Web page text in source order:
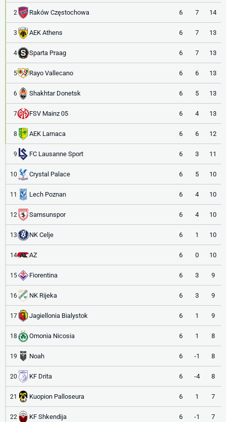
2 Raków Częstochowa 6 7 14
3 AEK Athens 6 7 13
4 Sparta Praag 6 7 13
5 Rayo Vallecano 6 6 13
6 Shakhtar Donetsk 6 5 13
7 FSV Mainz 05 6 4 13
8 AEK Larnaca 6 6 12
9 FC Lausanne Sport 6 3 11
10 Crystal Palace 6 5 10
11 Lech Poznan 6 4 10
12 Samsunspor 6 4 10
13 NK Celje 6 1 10
14 AZ 6 0 10
15 Fiorentina 6 3 9
16 NK Rijeka 6 3 9
17 Jagiellonia Bialystok 6 1 9
18 Omonia Nicosia 6 1 8
19 Noah 6 -1 8
20 KF Drita 6 -4 8
21 Kuopion Palloseura 6 1 7
22 KF Shkendija 6 -1 7